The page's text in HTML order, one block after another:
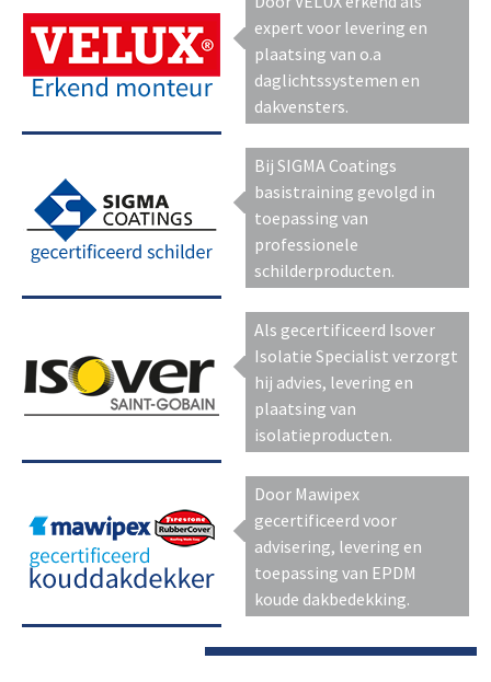
expert voor levering en
plaatsing van o.a
daglichtssystemen en
dakvensters.
Bij SIGMA Coatings
basistraining gevolgd in
toepassing van
professionele
schilderproducten.
Als gecertificeerd Isover
Isolatie Specialist verzorgt
hij advies, levering en
plaatsing van
isolatieproducten.
Door Mawipex
gecertificeerd voor
advisering, levering en
toepassing van EPDM
koude dakbedekking.